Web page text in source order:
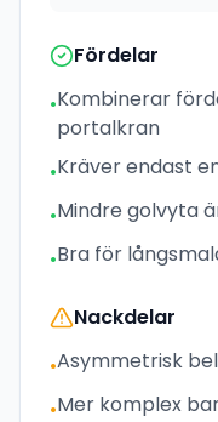
Fördelar
•Kombinerar
portalkran
•Kräver endast
•Mindre golvyta
•Bra för
Nackdelar
•Asymmetrisk
•Mer komplex